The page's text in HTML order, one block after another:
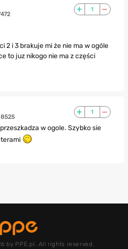
1
2 i 3 brakuje mi że nie ma w ogóle
to juz nikogo nie ma z części
8525
1
w ogole. Szybko sie
by PPE.pl. All rights reserved.